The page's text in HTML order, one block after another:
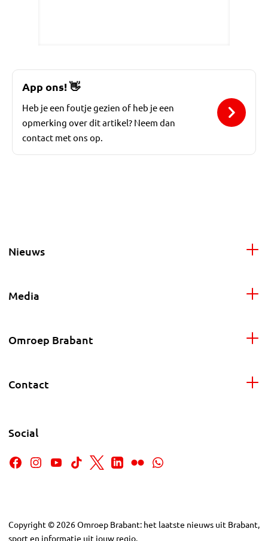
App ons!👋
Heb je een foutje gezien of heb je een
opmerking over dit artikel? Neem dan
contact met ons op.
Nieuws
Media
Omroep Brabant
Contact
Social
Copyright © 2026Omroep Brabant: het laatste nieuws uit Brabant,
sport en informatie uit jouw regio.